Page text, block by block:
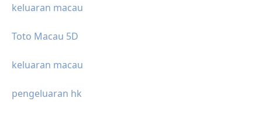
keluaran macau
Toto Macau 5D
keluaran macau
pengeluaran hk